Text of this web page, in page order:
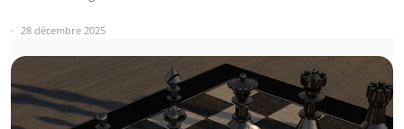
28 décembre 2025